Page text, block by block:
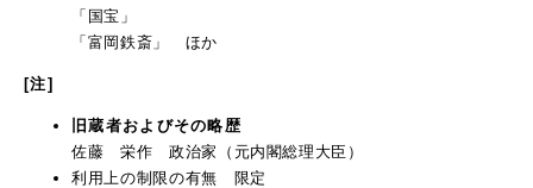
「国宝」
「富岡鉄斎」 ほか
[注]
旧蔵者およびその略歴
佐藤 栄作 政治家（元内閣総理大臣）
利用上の制限の有無 限定